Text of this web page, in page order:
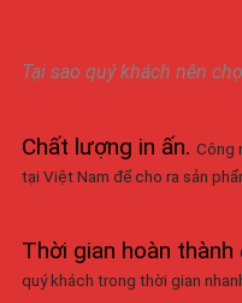
Tại sao quý khách nên
Chất lượng in ấn. Công
tại Việt Nam để cho ra sản
Thời gian hoàn thành
quý khách trong thời gian